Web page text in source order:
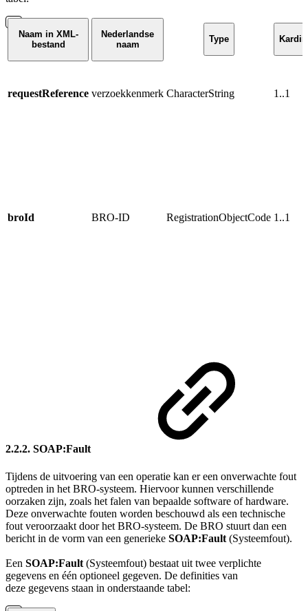
Naam in XML-
bestand
Nederlandse
naam
Type
requestReference verzoekkenmerk CharacterString 1..1
broId BRO-ID RegistrationObjectCode 1..1
2.2.2. SOAP:Fault
Tijdens de uitvoering van een operatie kan er een onverwachte fout
optreden in het BRO-systeem. Hiervoor kunnen verschillende
oorzaken zijn, zoals het falen van bepaalde software of hardware.
Deze onverwachte fouten worden beschouwd als een technische
fout veroorzaakt door het BRO-systeem. De BRO stuurt dan een
bericht in de vorm van een generieke SOAP:Fault (Systeemfout).
Een SOAP:Fault (Systeemfout) bestaat uit twee verplichte
gegevens en één optioneel gegeven. De definities van
deze gegevens staan in onderstaande tabel: